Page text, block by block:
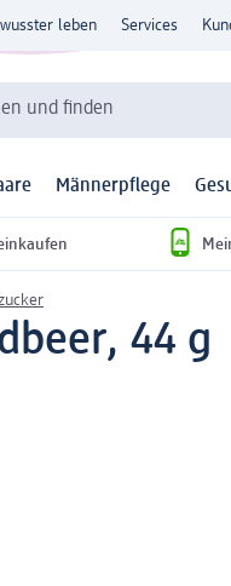
leben Services
und finden
Männerpflege
44 g